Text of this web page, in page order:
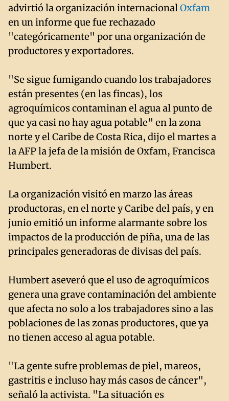
advirtió la organización internacionalOxfam
en un informe que fue rechazado
"categóricamente" por una organización de
productores y exportadores.
"Se sigue fumigando cuando los trabajadores
están presentes (en las fincas), los
agroquímicos contaminan el agua al punto de
que ya casi no hay agua potable" en la zona
norte y el Caribe de Costa Rica, dijo el martes a
la AFP la jefa de la misión de Oxfam, Francisca
Humbert.
La organización visitó en marzo las áreas
productoras, en el norte y Caribe del país, y en
junio emitió un informe alarmante sobre los
impactos de la producción de piña, una de las
principales generadoras de divisas del país.
Humbert aseveró que el uso de agroquímicos
genera una grave contaminación del ambiente
que afecta no solo a los trabajadores sino a las
poblaciones de las zonas productores, que ya
no tienen acceso al agua potable.
"La gente sufre problemas de piel, mareos,
gastritis e incluso hay más casos de cáncer",
señaló la activista. "La situación es